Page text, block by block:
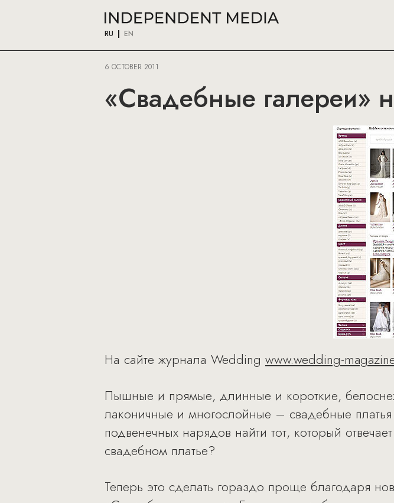
RU EN
6 OCTOBER 2011
«Свадебные галереи»
На сайте журнала Wedding www.wedding-
Пышные и прямые, длинные и короткие,
лаконичные и многослойные – свадебные
подвенечных нарядов найти тот, который
свадебном платье?
Теперь это сделать гораздо проще благодаря